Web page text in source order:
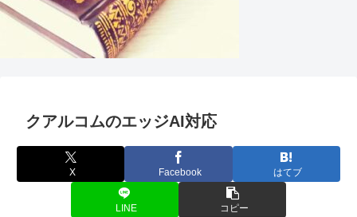
クアルコムのエッジAI対応
X Facebook はてブ
LINE コピー